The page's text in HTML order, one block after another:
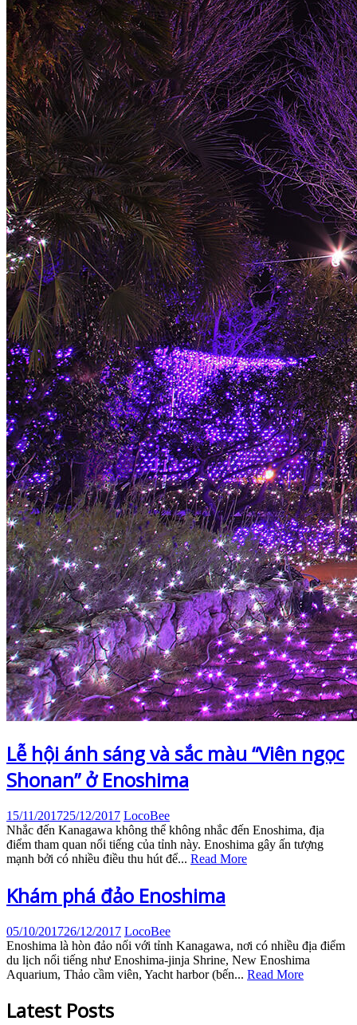
Lễ hội ánh sáng và sắc màu “Viên ngọc
Shonan” ở Enoshima
15/11/201725/12/2017 LocoBee
Nhắc đến Kanagawa không thể không nhắc đến Enoshima, địa
điểm tham quan nổi tiếng của tỉnh này. Enoshima gây ấn tượng
mạnh bởi có nhiều điều thu hút để... Read More
Khám phá đảo Enoshima
05/10/201726/12/2017 LocoBee
Enoshima là hòn đảo nối với tỉnh Kanagawa, nơi có nhiều địa điểm
du lịch nổi tiếng như Enoshima-jinja Shrine, New Enoshima
Aquarium, Thảo cầm viên, Yacht harbor (bến... Read More
Latest Posts